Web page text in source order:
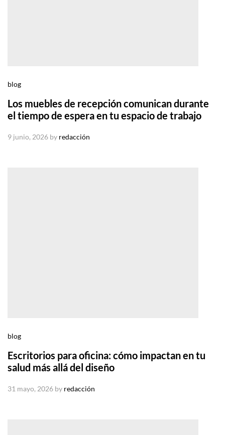
blog
Los muebles de recepción comunican durante
el tiempo de espera en tu espacio de trabajo
9 junio, 2026 by redacción
blog
Escritorios para oficina: cómo impactan en tu
salud más allá del diseño
31 mayo, 2026 by redacción